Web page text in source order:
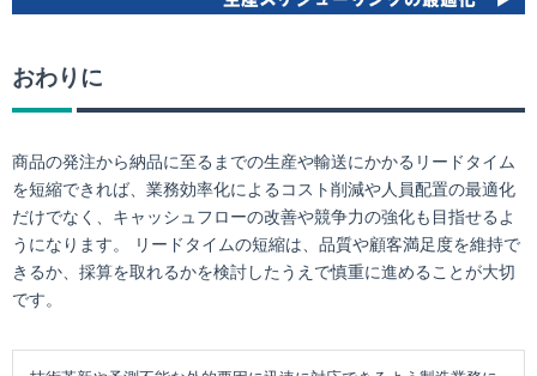
おわりに
商品の発注から納品に至るまでの生産や輸送にかかるリードタイム
を短縮できれば、業務効率化によるコスト削減や人員配置の最適化
だけでなく、キャッシュフローの改善や競争力の強化も目指せるよ
うになります。 リードタイムの短縮は、品質や顧客満足度を維持で
きるか、採算を取れるかを検討したうえで慎重に進めることが大切
です。